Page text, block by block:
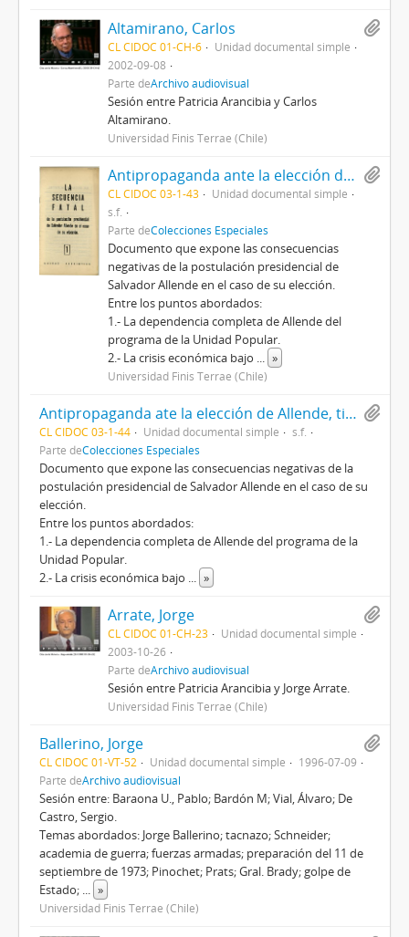
Altamirano, Carlos
CL CIDOC 01-CH-6
Unidad documental simple
2002-09-08
Parte deArchivo audiovisual
Sesión entre Patricia Arancibia y Carlos
Altamirano.
Universidad Finis Terrae (Chile)
Antipropaganda ante la elección de Allende, titulado La secuencia fatal de la postulación presidencial de Salvador Allende en el caso de su elección, por Unidad Patriótica
CL CIDOC 03-1-43
Unidad documental simple
s.f.
Parte deColecciones Especiales
Documento que expone las consecuencias
negativas de la postulación presidencial de
Salvador Allende en el caso de su elección.
Entre los puntos abordados:
1.- La dependencia completa de Allende del
programa de la Unidad Popular.
2.- La crisis económica bajo ... »
Universidad Finis Terrae (Chile)
Antipropaganda ate la elección de Allende, titulado La secuencia fatal de la postulación presidencial de Salvador Allende en el caso de su elección, por Unidad Patriótica
CL CIDOC 03-1-44 Unidad documental simple
s.f.
Parte deColecciones Especiales
Documento que expone las consecuencias negativas de la
postulación presidencial de Salvador Allende en el caso de su
elección.
Entre los puntos abordados:
1.- La dependencia completa de Allende del programa de la
Unidad Popular.
2.- La crisis económica bajo ... »
Arrate, Jorge
CL CIDOC 01-CH-23
Unidad documental simple
2003-10-26
Parte deArchivo audiovisual
Sesión entre Patricia Arancibia y Jorge Arrate.
Universidad Finis Terrae (Chile)
Ballerino, Jorge
CL CIDOC 01-VT-52 Unidad documental simple
1996-07-09
Parte deArchivo audiovisual
Sesión entre: Baraona U., Pablo; Bardón M; Vial, Álvaro; De
Castro, Sergio.
Temas abordados: Jorge Ballerino; tacnazo; Schneider;
academia de guerra; fuerzas armadas; preparación del 11 de
septiembre de 1973; Pinochet; Prats; Gral. Brady; golpe de
Estado; ... »
Universidad Finis Terrae (Chile)